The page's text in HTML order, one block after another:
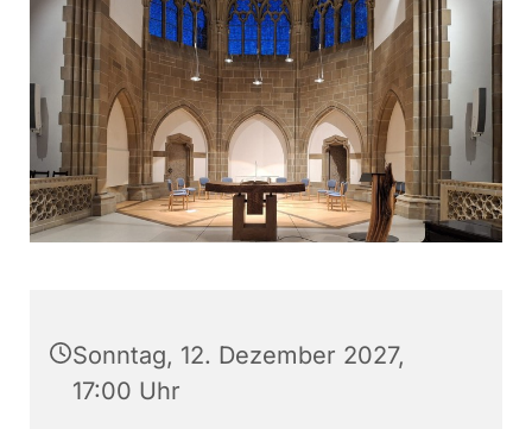
Sonntag, 12. Dezember 2027,
17:00 Uhr